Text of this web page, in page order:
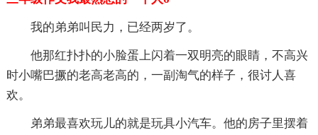
我的弟弟叫民力，已经两岁了。
他那红扑扑的小脸蛋上闪着一双明亮的眼睛，不高兴
时小嘴巴撅的老高老高的，一副淘气的样子，很讨人喜
欢。
弟弟最喜欢玩儿的就是玩具小汽车。他的房子里摆着